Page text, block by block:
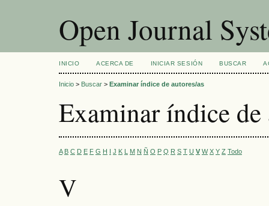
Open Journal
INICIO ACERCA DE INICIAR SESIÓN BUSCAR
Inicio > Buscar > Examinar índice de autores/as
Examinar índice de
A B C D E F G H I J K L M N Ñ O P Q R S T U V W X Y Z Todo
V